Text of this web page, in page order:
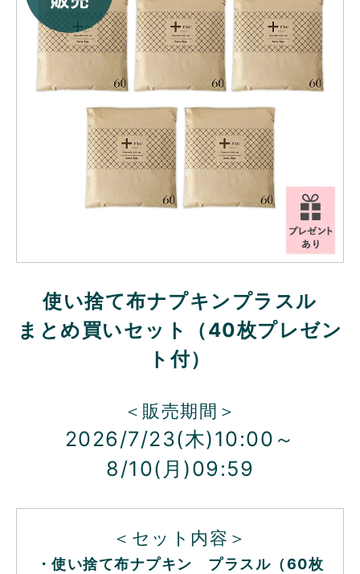
使い捨て布ナプキンプラスル
まとめ買いセット（40枚プレゼン
ト付）
＜販売期間＞
2026/7/23(木)10:00～
8/10(月)09:59
＜セット内容＞
・使い捨て布ナプキン プラスル（60枚